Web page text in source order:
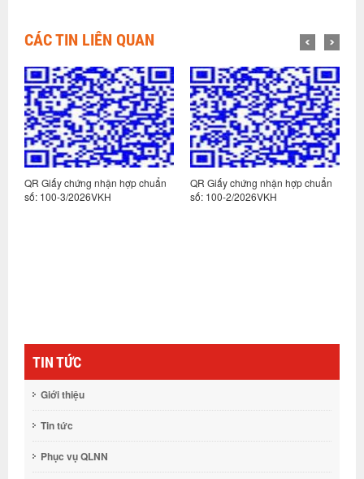
CÁC TIN LIÊN QUAN
QR Giấy chứng nhận hợp chuẩn
số: 100-3/2026VKH
QR Giấy chứng nhận hợp chuẩn
số: 100-2/2026VKH
TIN TỨC
Giới thiệu
Tin tức
Phục vụ QLNN